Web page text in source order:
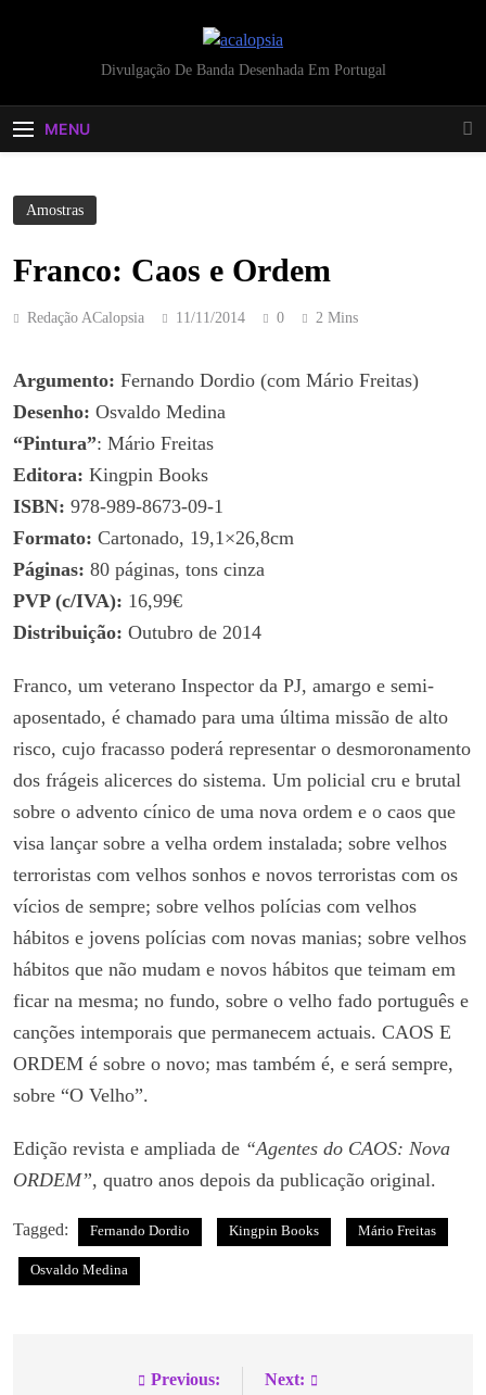
acalopsia
Divulgação De Banda Desenhada Em Portugal
MENU
Amostras
Franco: Caos e Ordem
Redação ACalopsia 11/11/2014 0 2 Mins
Argumento: Fernando Dordio (com Mário Freitas)
Desenho: Osvaldo Medina
“Pintura”: Mário Freitas
Editora: Kingpin Books
ISBN: 978-989-8673-09-1
Formato: Cartonado, 19,1×26,8cm
Páginas: 80 páginas, tons cinza
PVP (c/IVA): 16,99€
Distribuição: Outubro de 2014
Franco, um veterano Inspector da PJ, amargo e semi-
aposentado, é chamado para uma última missão de alto
risco, cujo fracasso poderá representar o desmoronamento
dos frágeis alicerces do sistema. Um policial cru e brutal
sobre o advento cínico de uma nova ordem e o caos que
visa lançar sobre a velha ordem instalada; sobre velhos
terroristas com velhos sonhos e novos terroristas com os
vícios de sempre; sobre velhos polícias com velhos
hábitos e jovens polícias com novas manias; sobre velhos
hábitos que não mudam e novos hábitos que teimam em
ficar na mesma; no fundo, sobre o velho fado português e
canções intemporais que permanecem actuais. CAOS E
ORDEM é sobre o novo; mas também é, e será sempre,
sobre “O Velho”.
Edição revista e ampliada de “Agentes do CAOS: Nova
ORDEM”, quatro anos depois da publicação original.
Tagged: Fernando Dordio Kingpin Books Mário Freitas
Osvaldo Medina
Previous: Next: